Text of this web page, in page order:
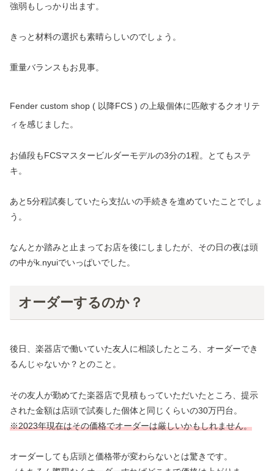
強弱もしっかり出ます。
きっと材料の選択も素晴らしいのでしょう。
重量バランスもお見事。
Fender custom shop ( 以降FCS ) の上級個体に匹敵するクオリテ
ィを感じました。
お値段もFCSマスタービルダーモデルの3分の1程。とてもステ
キ。
あと5分程試奏していたら支払いの手続きを進めていたことでしょ
う。
なんとか踏みと止まってお店を後にしましたが、その日の夜は頭
の中がk.nyuiでいっぱいでした。
オーダーするのか？
後日、楽器店で働いていた友人に相談したところ、オーダーでき
るんじゃないか？とのこと。
その友人が勤めてた楽器店で見積もっていただいたところ、提示
された金額は店頭で試奏した個体と同じくらいの30万円台。
※2023年現在はその価格でオーダーは厳しいかもしれません。
オーダーしても店頭と価格帯が変わらないとは驚きです。